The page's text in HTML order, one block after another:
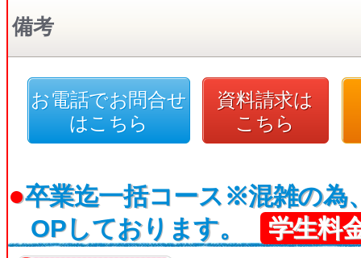
備考
お電話でお問合せ
はこちら
資料請求は
こちら
●卒業迄一括コース※混雑の為
OPしております。
学生料